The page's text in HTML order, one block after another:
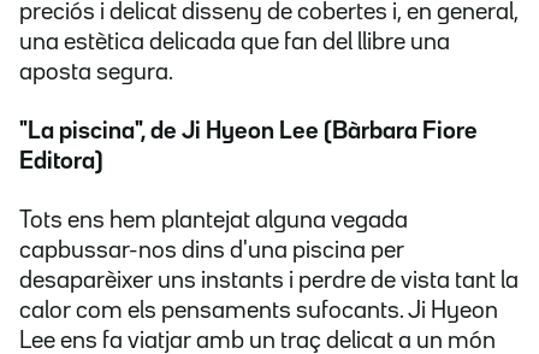
preciós i delicat disseny de cobertes i, en general,
una estètica delicada que fan del llibre una
aposta segura.
"La piscina", de Ji Hyeon Lee (Bàrbara Fiore
Editora)
Tots ens hem plantejat alguna vegada
capbussar-nos dins d'una piscina per
desaparèixer uns instants i perdre de vista tant la
calor com els pensaments sufocants. Ji Hyeon
Lee ens fa viatjar amb un traç delicat a un món